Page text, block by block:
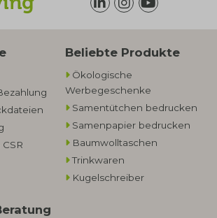
Beliebte Produkte
Ökologische
Werbegeschenke​
Samentütchen bedrucken
Samenpapier bedrucken
Baumwolltaschen​
Trinkwaren
Kugelschreiber